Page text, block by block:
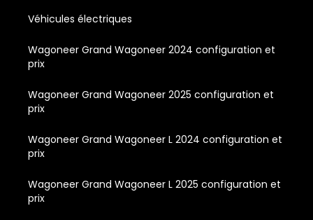
Véhicules électriques
Wagoneer Grand Wagoneer 2024 configuration et
prix
Wagoneer Grand Wagoneer 2025 configuration et
prix
Wagoneer Grand Wagoneer L 2024 configuration et
prix
Wagoneer Grand Wagoneer L 2025 configuration et
prix